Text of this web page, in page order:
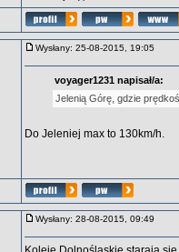
Wysłany: 25-08-2015, 19:05
voyager1231 napisał/a:
Jelenią Górę, gdzie
Do Jeleniej max to 130km/h.
Wysłany: 28-08-2015, 09:49